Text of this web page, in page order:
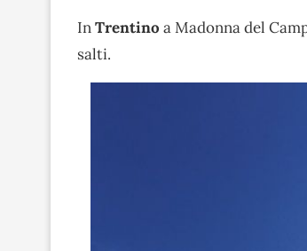
InTrentino a Madonna del
salti.